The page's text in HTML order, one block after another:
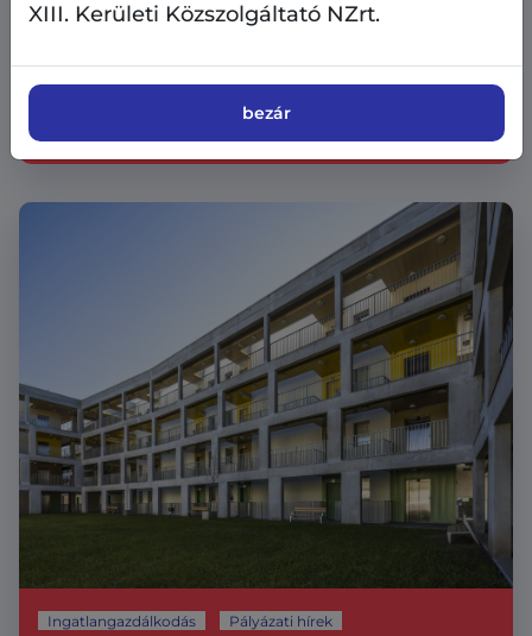
Ingatlangazdálkodás Pályázati hírek
Megtekinthetők a nyári
lakáspályázatokon meghirdetett lakások
Ingatlangazdálkodás Pályázati hírek
XIII. Kerületi Közszolgáltató NZrt.
bezár